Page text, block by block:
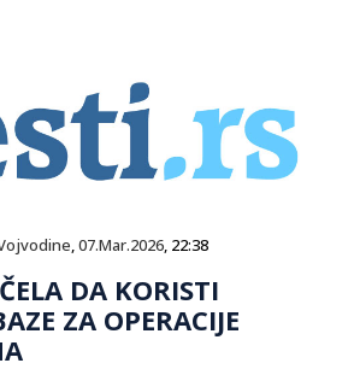
,07.Mar.2026, 22:38
DA KORISTI
ZA OPERACIJE